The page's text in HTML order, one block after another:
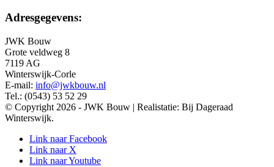
Adresgegevens:
JWK Bouw
Grote veldweg 8
7119 AG
Winterswijk-Corle
E-mail: info@jwkbouw.nl
Tel.: (0543) 53 52 29
© Copyright 2026 - JWK Bouw | Realistatie: Bij Dageraad
Winterswijk.
Link naar Facebook
Link naar X
Link naar Youtube